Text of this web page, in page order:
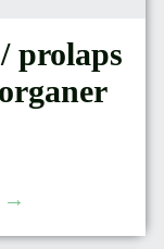
prolaps
→